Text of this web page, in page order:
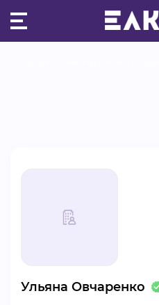
ПРОЕКТЫ
БАЗА ЗНАНИЙ
Ульяна Овчаренко